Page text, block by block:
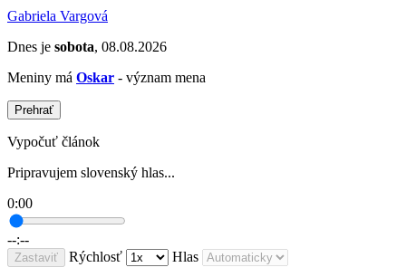
Gabriela Vargová
Dnes je sobota, 08.08.2026
Meniny má Oskar - význam mena
Prehrať
Vypočuť článok
Pripravujem slovenský hlas...
0:00
--:--
Zastaviť Rýchlosť Hlas